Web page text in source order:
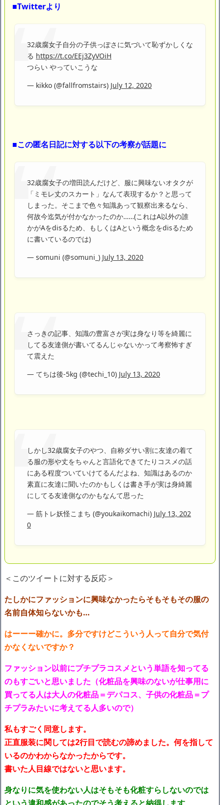
■Twitterより
32歳腐女子自分の子供っぽさに気づいて恥ずかしくな
る https://t.co/EEj3ZyVOiH
つらい やっていこうな
— kikko (@fallfromstairs) July 12, 2020
■この匿名日記に対する以下の考察が話題に
32歳腐女子の増田読んだけど、服に興味ないオタクが
「ミモレ丈のスカート」なんて表現するか？と思って
しまった。そこまで色々知識あって観察出来るなら、
何故今迄気が付かなかったのか……(これはA以外の誰
かがAをdisるため、もしくはAという概念をdisるため
に書いているのでは)
— somuni (@somuni_) July 13, 2020
さっきの記事、知識の豊富さが実は身なり等を綺麗に
してる友達側が書いてるんじゃないかって考察怖すぎ
て震えた
— てちは後-5kg (@techi_10) July 13, 2020
しかし32歳腐女子のやつ、自称ダサい割に友達の着て
る服の形や丈をちゃんと言語化できてたりコスメの話
にある程度ついていけてるんだよね、知識はあるのか
素直に友達に聞いたのかもしくは書き手が実は身綺麗
にしてる友達側なのかもなんて思った
— 筋トレ妖怪こまち (@youkaikomachi) July 13, 202
0
＜このツイートに対する反応＞
たしかにファッションに興味なかったらそもそもその服の
名前自体知らないかも…
はーーー確かに。多分ですけどこういう人って自分で気付
かなくないですか？
ファッション以前にプチプラコスメという単語を知ってる
のもすごいと思いました（化粧品を興味のないが仕事用に
買ってる人は大人の化粧品＝デパコス、子供の化粧品＝プ
チプラみたいに考えてる人多いので）
私もすごく同意します。
正直服装に関しては2行目で読むの諦めました。何を指して
いるのかわからなかったからです。
書いた人目線ではないと思います。
身なりに気を使わない人はそもそも化粧すらしないのでは